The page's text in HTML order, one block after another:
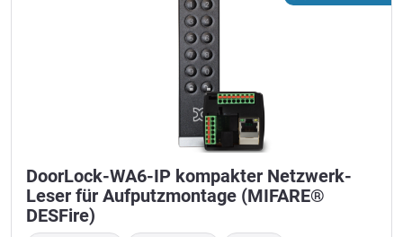
DoorLock-WA6-IP kompakter Netzwerk-
Leser für Aufputzmontage (MIFARE®
DESFire)